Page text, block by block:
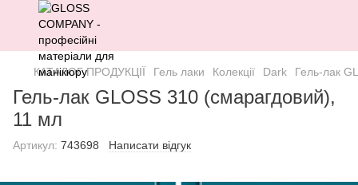
КАТАЛОГ ПРОДУКЦІЇ Гель лаки Колекції Dark Гель-лак
Гель-лак GLOSS 310 (смарагдовий),
11 мл
Артикул: 743698 Написати відгук